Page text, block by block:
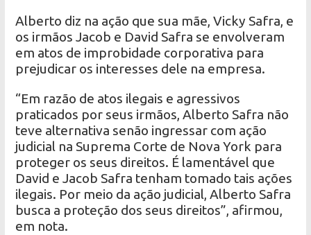
Alberto diz na ação que sua mãe, Vicky Safra, e
os irmãos Jacob e David Safra se envolveram
em atos de improbidade corporativa para
prejudicar os interesses dele na empresa.
“Em razão de atos ilegais e agressivos
praticados por seus irmãos, Alberto Safra não
teve alternativa senão ingressar com ação
judicial na Suprema Corte de Nova York para
proteger os seus direitos. É lamentável que
David e Jacob Safra tenham tomado tais ações
ilegais. Por meio da ação judicial, Alberto Safra
busca a proteção dos seus direitos”, afirmou,
em nota.